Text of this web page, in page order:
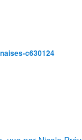
c630124